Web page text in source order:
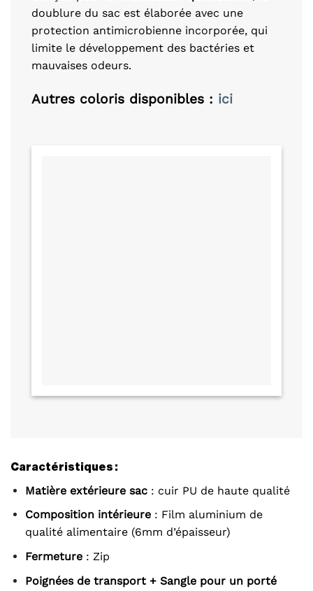
doublure du sac est élaborée avec une
protection antimicrobienne incorporée, qui
limite le développement des bactéries et
mauvaises odeurs.
Autres coloris disponibles : ici
Caractéristiques :
Matière extérieure sac: cuir PU de haute qualité
Composition intérieure: Film aluminium de
qualité alimentaire (6mm d’épaisseur)
Fermeture: Zip
Poignées de transport + Sangle pour un porté